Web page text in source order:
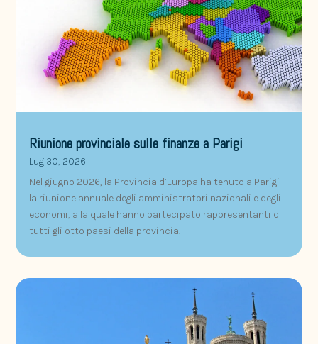
Riunione provinciale sulle finanze a Parigi
Lug 30, 2026
Nel giugno 2026, la Provincia d’Europa ha tenuto a Parigi
la riunione annuale degli amministratori nazionali e degli
economi, alla quale hanno partecipato rappresentanti di
tutti gli otto paesi della provincia.